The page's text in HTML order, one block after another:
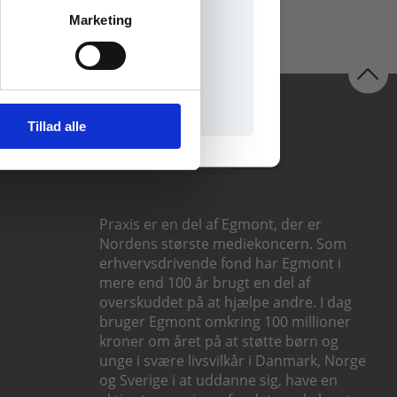
Marketing
Tillad alle
Praxis er en del af Egmont, der er
Nordens største mediekoncern. Som
erhvervsdrivende fond har Egmont i
mere end 100 år brugt en del af
overskuddet på at hjælpe andre. I dag
bruger Egmont omkring 100 millioner
kroner om året på at støtte børn og
unge i svære livsvilkår i Danmark, Norge
og Sverige i at uddanne sig, have en